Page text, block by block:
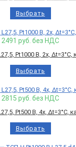
Выбрать
2491 руб. без НДС
Pt1000 B, 2х,
Выбрать
2815 руб. без НДС
Pt500 B, 4х,
Выбрать